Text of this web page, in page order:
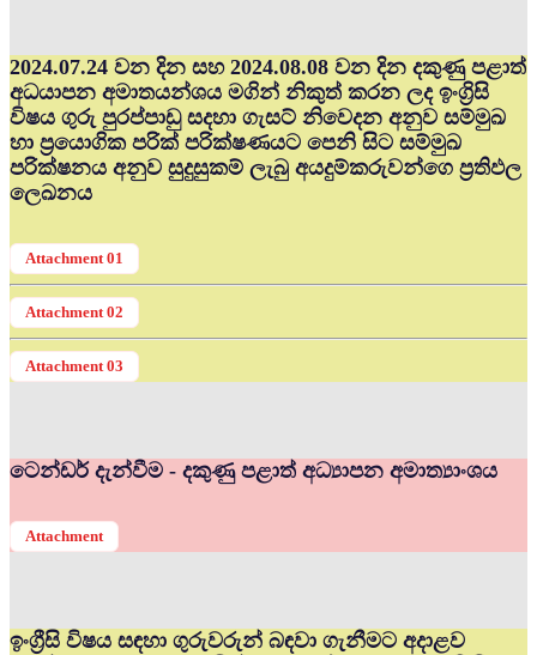
2024.07.24 වන දින සහ 2024.08.08 වන දින දකුණු පළාත්
අධ‍යාපන අමාතයන්ශය මගින් නිකුත් කරන ලද ඉංග්‍රිසි
විෂය ගුරු පුරප්පාඩු සදහා ගැසට් නිවෙදන අනුව සම්මුඛ
හා ප්‍රයොගික පරික් පරික්ෂණයට පෙනි සිට සම්මුඛ
පරික්ෂනය අනුව සුදුසුකම් ලැබු අයදුම්කරුවන්ගෙ ප්‍රතිඵල
ලෙඛනය
Attachment 01
Attachment 02
Attachment 03
ටෙන්ඩර් දැන්වීම - දකුණු පළාත් අධ්‍යාපන අමාත්‍යාංශය
Attachment
ඉංග්‍රීසි විෂය සඳහා ගුරුවරුන් බඳවා ගැනීමට අදාළව